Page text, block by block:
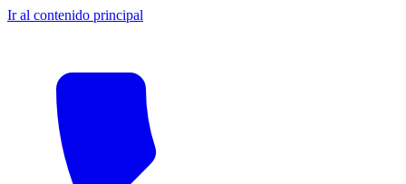
Ir al contenido principal